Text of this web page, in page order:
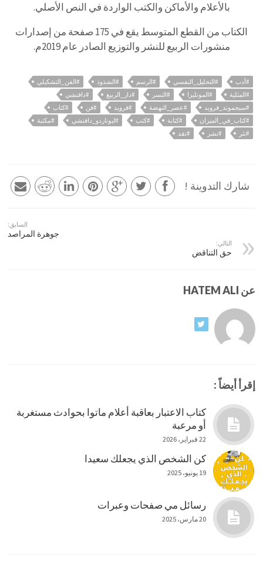
بالأعلام والأماكن والكتب الواردة في النص الأصلي.
الكتاب من القطع المتوسط يقع في 175 صفحة من إصدارات
منشورات الربيع للنشر والتوزيع الصادر عام 2019م.
#أدب #التحليل_النفسي #الرسم #الشذوذ
#الفن_التشكيلي
#المثلية
#المونليزا #النسر #دار_الربيع
#دافنشي
#سيجموند_فرويد
#عصر_النهضة #فرويد #فن
#كتاب
#كتاب_في_الميزان
#كتابة #كتب #ليوناردو_دافنشي
#مكتبة
#نثر
#نشر #نقد
شارك التدوينة !
السابق:
جوهرة المراصد
التالي:
حق التناقض
عن HATEM ALI
إقرأ أيضاً :
كتاب الاعتبار بعاقبة أعلام ماتوا بحوادث مستغربة
أو مرعبة
22 فبراير، 2026
كن الشخص الذي يجعلك سعيدا
19 يونيو، 2025
رسائل مي صفحات وعبرات
20 مارس، 2025